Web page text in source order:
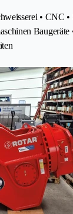
• CNC •